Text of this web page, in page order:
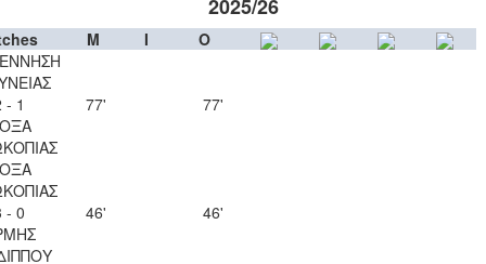
2025/26
M I
O
- 1
77' 77'
- 0
46' 46'